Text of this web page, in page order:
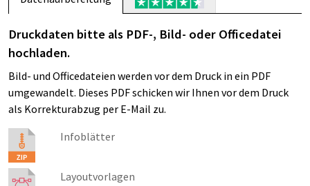
Druckdaten bitte als PDF-, Bild- oder Officedatei
hochladen.
Bild- und Officedateien werden vor dem Druck in ein PDF
umgewandelt. Dieses PDF schicken wir Ihnen vor dem Druck
als Korrekturabzug per E-Mail zu.
Infoblätter
Layoutvorlagen